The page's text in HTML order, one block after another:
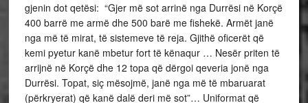
gjenin dot qetësi: “Gjer më sot arrinë nga Durrësi në Korçë
400 barrë me armë dhe 500 barë me fishekë. Armët janë
nga më të mirat, të sistemeve të reja. Gjithë oficerët që
kemi pyetur kanë mbetur fort të kënaqur … Nesër priten të
arrijnë në Korçë dhe 12 topa që dërgoi qeveria jonë nga
Durrësi. Topat, siç mësojmë, janë nga më të mbaruarat
(përkryerat) që kanë dalë deri më sot”… Uniformat që